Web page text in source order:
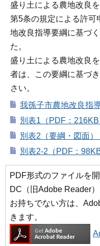
盛り土による農地改良
第5条の規定による許可
地改良指導要綱に基づ
た。
盛り土による農地改良
者は、この要綱に基づ
さい。
我孫子市農地改良指
別表1（PDF：216KB
別表2（要綱・図面）
別表2-2（PDF：98KB
PDF形式のファイルを
DC（旧Adobe Reader）
お持ちでない方は、
きます。